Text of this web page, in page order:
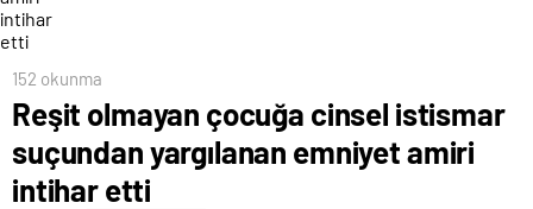
152 okunma
Reşit olmayan çocuğa cinsel istismar
suçundan yargılanan emniyet amiri
intihar etti